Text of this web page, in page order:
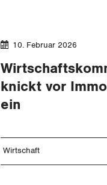
knickt vor
ein
10. Februar 2026
Wirtschaft